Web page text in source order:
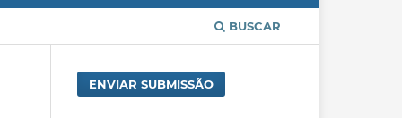
BUSCAR
ENVIAR SUBMISSÃO